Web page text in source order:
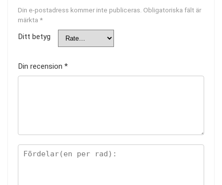
Din e-postadress kommer inte publiceras. Obligatoriska fält är
märkta *
Ditt betyg
Din recension *